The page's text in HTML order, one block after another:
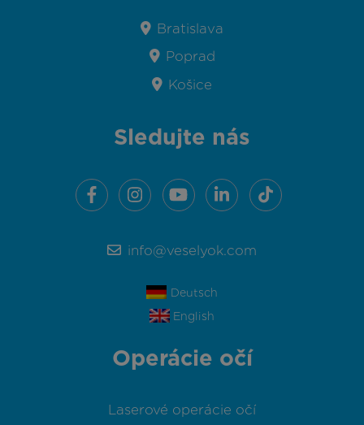
Bratislava
Poprad
Košice
Sledujte nás
info@veselyok.com
Deutsch
English
Operácie očí
Laserové operácie očí